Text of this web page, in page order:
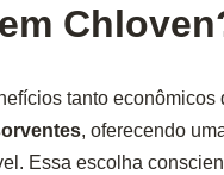
tanto
, oferecendo
Essa escolha